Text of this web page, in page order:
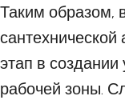
Таким образом,
этап в
рабочей зоны.